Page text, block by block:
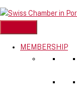
to
MEMBERSHIP